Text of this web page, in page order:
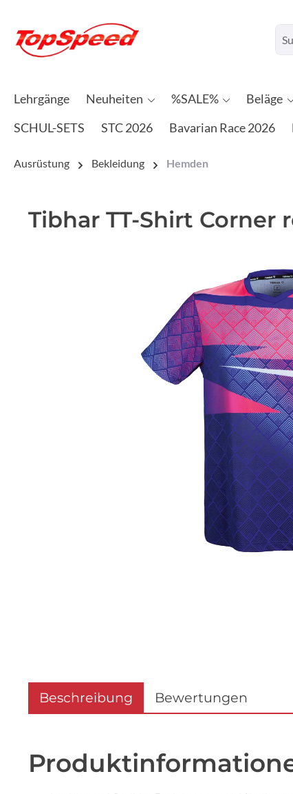
Lehrgänge Neuheiten %SALE% Beläge
SCHUL-SETS
STC 2026 Bavarian Race 2026
Ausrüstung Bekleidung Hemden
Tibhar TT-Shirt Corner
Beschreibung Bewertungen